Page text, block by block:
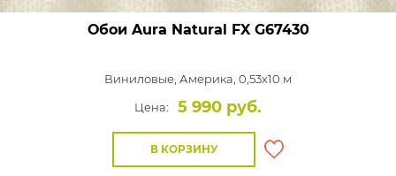
Обои Aura Natural FXG67430
Виниловые, Америка, 0,53x10 м
Цена:
5 990 руб.
В КОРЗИНУ